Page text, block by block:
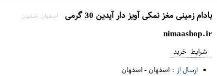
بادام زمینی مغز نمکی آویز دار آیدین 30 گرمی اصفهان اصفهان
nimaashop.ir
شرایط خرید
ارسال از : اصفهان-اصفهان